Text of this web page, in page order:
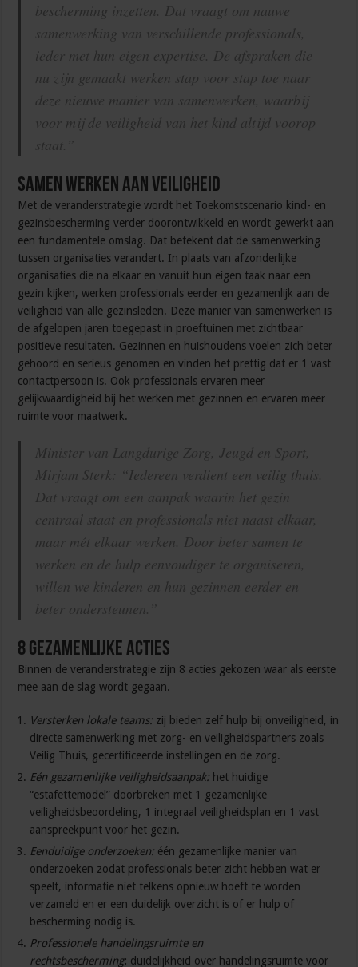
bescherming inzetten. Dat vraagt om nauwe
samenwerking van verschillende professionals,
ieder met hun eigen expertise. De afspraken die
nu zijn gemaakt werken stap voor stap toe naar
deze nieuwe manier van samenwerken, waarbij
voor mij de veiligheid van het kind altijd voorop
staat.”
Samen werken aan veiligheid
Met de veranderstrategie wordt het Toekomstscenario kind- en
gezinsbescherming verder doorontwikkeld en wordt gewerkt aan
een fundamentele omslag. Dat betekent dat de samenwerking
tussen organisaties verandert. In plaats van afzonderlijke
organisaties die na elkaar en vanuit hun eigen taak naar een
gezin kijken, werken professionals eerder en gezamenlijk aan de
veiligheid van alle gezinsleden. Deze manier van samenwerken is
de afgelopen jaren toegepast in proeftuinen met zichtbaar
positieve resultaten. Gezinnen en huishoudens voelen zich beter
gehoord en serieus genomen en vinden het prettig dat er 1 vast
contactpersoon is. Ook professionals ervaren meer
gelijkwaardigheid bij het werken met gezinnen en ervaren meer
ruimte voor maatwerk.
Minister van Langdurige Zorg, Jeugd en Sport,
Mirjam Sterk: “Iedereen verdient een veilig thuis.
Dat vraagt om een aanpak waarin het gezin
centraal staat en professionals niet naast elkaar,
maar mét elkaar werken. Door beter samen te
werken en de hulp eenvoudiger te organiseren,
willen we kinderen en hun gezinnen eerder en
beter ondersteunen.”
8 gezamenlijke acties
Binnen de veranderstrategie zijn 8 acties gekozen waar als eerste
mee aan de slag wordt gegaan.
Versterken lokale teams: zij bieden zelf hulp bij onveiligheid, in
directe samenwerking met zorg- en veiligheidspartners zoals
Veilig Thuis, gecertificeerde instellingen en de zorg.
Eén gezamenlijke veiligheidsaanpak: het huidige
“estafettemodel” doorbreken met 1 gezamenlijke
veiligheidsbeoordeling, 1 integraal veiligheidsplan en 1 vast
aanspreekpunt voor het gezin.
Eenduidige onderzoeken: één gezamenlijke manier van
onderzoeken zodat professionals beter zicht hebben wat er
speelt, informatie niet telkens opnieuw hoeft te worden
verzameld en er een duidelijk overzicht is of er hulp of
bescherming nodig is.
Professionele handelingsruimte en
rechtsbescherming: duidelijkheid over handelingsruimte voor